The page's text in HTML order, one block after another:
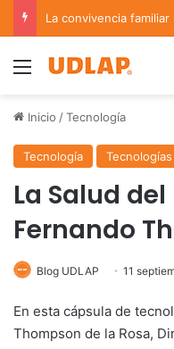
Menu
Inicio /Tecnología
Tecnología
La Salud
Fernando
Blog UDLAP 11
En esta cápsula de
Thompson de la Rosa,